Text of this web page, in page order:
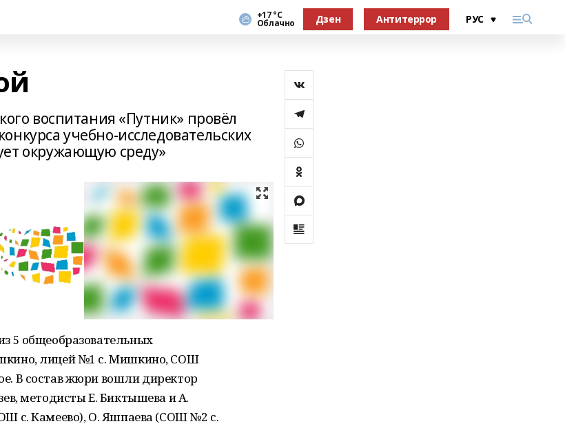
+17 °С
Облачно Дзен Антитеррор
воспитания «Путник» провёл
учебно-исследовательских
окружающую среду»
5 общеобразовательных
лицей №1 с. Мишкино, СОШ
В состав жюри вошли директор
методисты Е. Биктышева и А.
с. Камеево), О. Яшпаева (СОШ №2 с.